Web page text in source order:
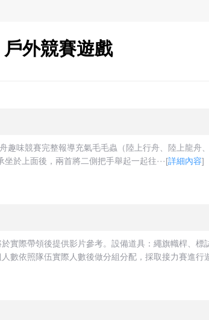
戶外競賽遊戲
趣味競賽完整報導充氣毛毛蟲（陸上行舟、陸上龍舟
於上面後，兩首將二側把手舉起一起往···[詳細內容]
實際帶領後提供影片參考。設備道具：繩旗幟桿、
依照隊伍實際人數後做分組分配，採取接力賽進行遊